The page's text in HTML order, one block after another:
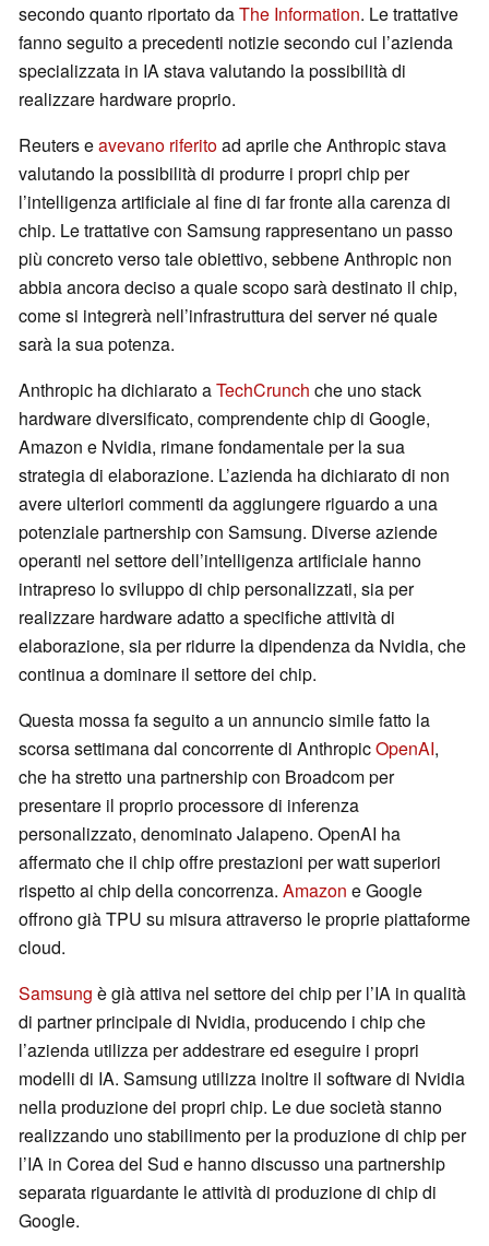
secondo quanto riportato daThe Information. Le trattative
fanno seguito a precedenti notizie secondo cui l’azienda
specializzata in IA stava valutando la possibilità di
realizzare hardware proprio.
Reuters eavevano riferitoad aprile che Anthropic stava
valutando la possibilità di produrre i propri chip per
l’intelligenza artificiale al fine di far fronte alla carenza di
chip. Le trattative con Samsung rappresentano un passo
più concreto verso tale obiettivo, sebbene Anthropic non
abbia ancora deciso a quale scopo sarà destinato il chip,
come si integrerà nell’infrastruttura dei server né quale
sarà la sua potenza.
Anthropic ha dichiarato aTechCrunch che uno stack
hardware diversificato, comprendente chip di Google,
Amazon e Nvidia, rimane fondamentale per la sua
strategia di elaborazione. L’azienda ha dichiarato di non
avere ulteriori commenti da aggiungere riguardo a una
potenziale partnership con Samsung. Diverse aziende
operanti nel settore dell’intelligenza artificiale hanno
intrapreso lo sviluppo di chip personalizzati, sia per
realizzare hardware adatto a specifiche attività di
elaborazione, sia per ridurre la dipendenza da Nvidia, che
continua a dominare il settore dei chip.
Questa mossa fa seguito a un annuncio simile fatto la
scorsa settimana dal concorrente di AnthropicOpenAI,
che ha stretto una partnership con Broadcom per
presentare il proprio processore di inferenza
personalizzato, denominato Jalapeno. OpenAI ha
affermato che il chip offre prestazioni per watt superiori
rispetto ai chip della concorrenza. Amazon e Google
offrono già TPU su misura attraverso le proprie piattaforme
cloud.
Samsung è già attiva nel settore dei chip per l’IA in qualità
di partner principale di Nvidia, producendo i chip che
l’azienda utilizza per addestrare ed eseguire i propri
modelli di IA. Samsung utilizza inoltre il software di Nvidia
nella produzione dei propri chip. Le due società stanno
realizzando uno stabilimento per la produzione di chip per
l’IA in Corea del Sud e hanno discusso una partnership
separata riguardante le attività di produzione di chip di
Google.